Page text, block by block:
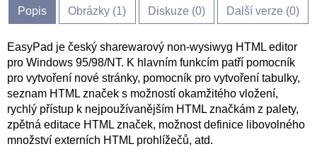
Popis Obrázky (1) Diskuze (0) Další verze (0)
EasyPad je český sharewarový non-wysiwyg HTML editor
pro Windows 95/98/NT. K hlavním funkcím patří pomocník
pro vytvoření nové stránky, pomocník pro vytvoření tabulky,
seznam HTML značek s možností okamžitého vložení,
rychlý přístup k nejpoužívanějším HTML značkám z palety,
zpětná editace HTML značek, možnost definice libovolného
množství externích HTML prohlížečů, atd.